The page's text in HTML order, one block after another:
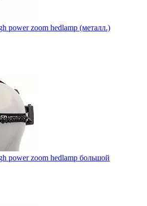
power zoom hedlamp (металл.)
power zoom hedlamp большой